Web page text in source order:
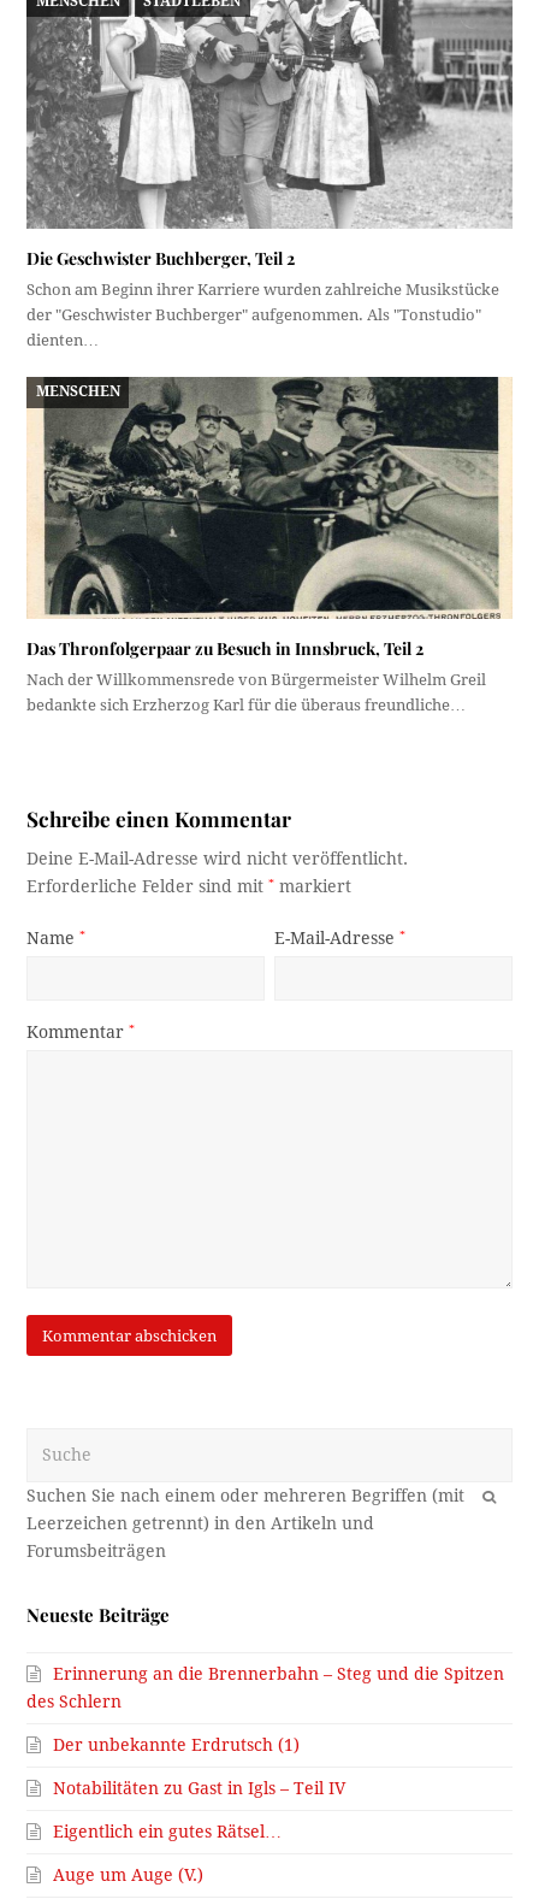
Die Geschwister Buchberger, Teil 2
Schon am Beginn ihrer Karriere wurden zahlreiche Musikstücke
der "Geschwister Buchberger" aufgenommen. Als "Tonstudio"
dienten…
MENSCHEN
Das Thronfolgerpaar zu Besuch in Innsbruck, Teil 2
Nach der Willkommensrede von Bürgermeister Wilhelm Greil
bedankte sich Erzherzog Karl für die überaus freundliche…
Schreibe einen Kommentar
Deine E-Mail-Adresse wird nicht veröffentlicht.
Erforderliche Felder sind mit* markiert
Name* E-Mail-Adresse*
Kommentar*
OK
Neueste Beiträge
Erinnerung an die Brennerbahn – Steg und die Spitzen
des Schlern
Der unbekannte Erdrutsch (1)
Notabilitäten zu Gast in Igls – Teil IV
Eigentlich ein gutes Rätsel…
Auge um Auge (V.)